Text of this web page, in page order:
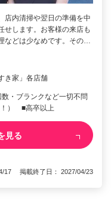
店内清掃や翌日の準備を中
せします。お客様の来店も
などは少なめです。その…
き家」各店舗
・ブランクなど一切不問
！） ■高卒以上
見る
17 掲載終了日： 2027/04/23